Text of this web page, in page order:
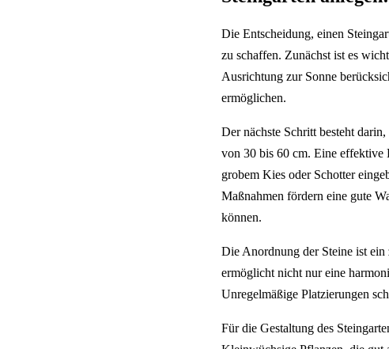
Die Entscheidung, einen
zu schaffen. Zunächst ist es
Ausrichtung zur Sonne
ermöglichen.
Der nächste Schritt besteht
von 30 bis 60 cm. Eine effektive
grobem Kies oder Schotter
Maßnahmen fördern eine gute
können.
Die Anordnung der Steine ist ein
ermöglicht nicht nur eine
Unregelmäßige Platzierungen
Für die Gestaltung des